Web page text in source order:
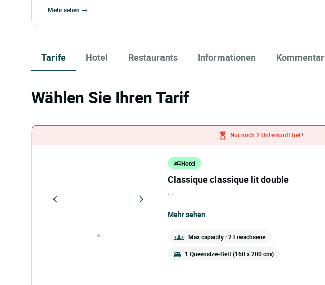
mehr sehen
Tarife Hotel Restaurants Informationen Kommentar
Wählen Sie Ihren Tarif
Nur noch 2 Unterkunft frei !
Hotel
classique classique lit double
. .
mehr sehen
Max capacity : 2 Erwachsene
1 Queensize-Bett (160 x 200 cm)